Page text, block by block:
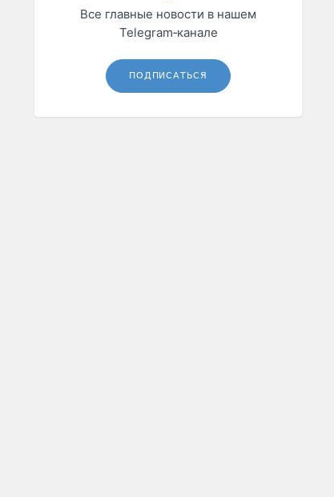
Все главные новости в нашем
Telegram‑канале
ПОДПИСАТЬСЯ